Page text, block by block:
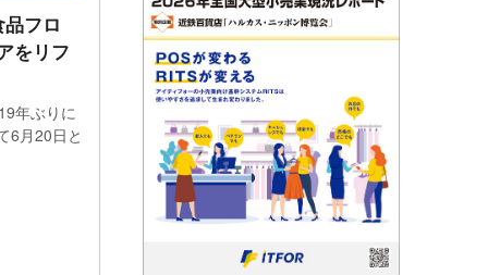
推
氏
フロ
をリフ
年ぶりに
6月20日と